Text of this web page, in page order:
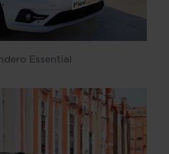
Essential